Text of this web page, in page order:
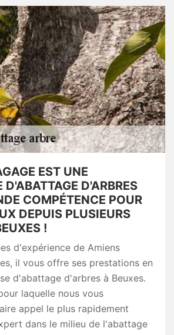
EST UNE
D'ABATTAGE D'ARBRES
COMPÉTENCE POUR
DEPUIS PLUSIEURS
!
d'expérience de Amiens
il vous offre ses prestations en
d'abattage d'arbres à Beuxes.
laquelle nous vous
appel le plus rapidement
dans le milieu de l'abattage